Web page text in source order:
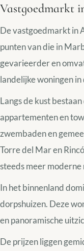
Vastgoedmarkt
De vastgoedmarkt in
punten van die in
gevarieerder en
landelijke woningen in
Langs de kust
appartementen en
zwembaden en
Torre del Mar en
steeds meer
In het binnenland
dorpshuizen. Deze
en panoramische
De prijzen liggen